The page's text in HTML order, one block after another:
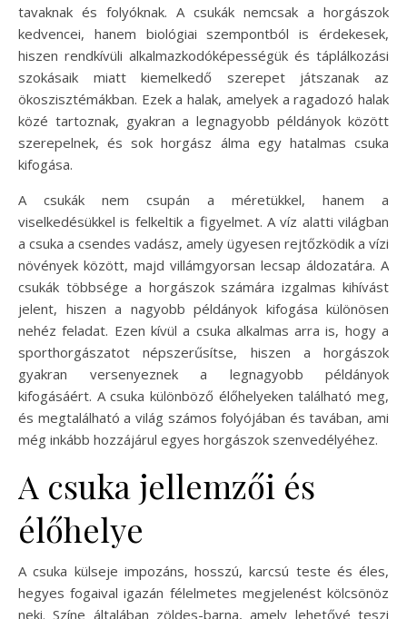
tavaknak és folyóknak. A csukák nemcsak a horgászok
kedvencei, hanem biológiai szempontból is érdekesek,
hiszen rendkívüli alkalmazkodóképességük és táplálkozási
szokásaik miatt kiemelkedő szerepet játszanak az
ökoszisztémákban. Ezek a halak, amelyek a ragadozó halak
közé tartoznak, gyakran a legnagyobb példányok között
szerepelnek, és sok horgász álma egy hatalmas csuka
kifogása.
A csukák nem csupán a méretükkel, hanem a
viselkedésükkel is felkeltik a figyelmet. A víz alatti világban
a csuka a csendes vadász, amely ügyesen rejtőzködik a vízi
növények között, majd villámgyorsan lecsap áldozatára. A
csukák többsége a horgászok számára izgalmas kihívást
jelent, hiszen a nagyobb példányok kifogása különösen
nehéz feladat. Ezen kívül a csuka alkalmas arra is, hogy a
sporthorgászatot népszerűsítse, hiszen a horgászok
gyakran versenyeznek a legnagyobb példányok
kifogásáért. A csuka különböző élőhelyeken található meg,
és megtalálható a világ számos folyójában és tavában, ami
még inkább hozzájárul egyes horgászok szenvedélyéhez.
A csuka jellemzői és
élőhelye
A csuka külseje impozáns, hosszú, karcsú teste és éles,
hegyes fogaival igazán félelmetes megjelenést kölcsönöz
neki. Színe általában zöldes-barna, amely lehetővé teszi